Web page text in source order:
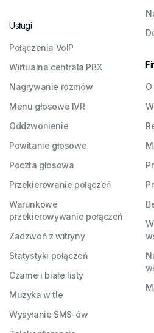
Usługi
Połączenia VoIP
Wirtualna centrala PBX
Nagrywanie rozmów
Menu głosowe IVR
Oddzwonienie
Powitanie głosowe
Poczta głosowa
Przekierowanie połączeń
Warunkowe
przekierowywanie połączeń
Zadzwoń z witryny
Statystyki połączeń
Czarne i białe listy
Muzyka w tle
Wysyłanie SMS-ów